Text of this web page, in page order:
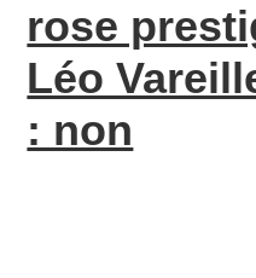
rose
Léo
: non